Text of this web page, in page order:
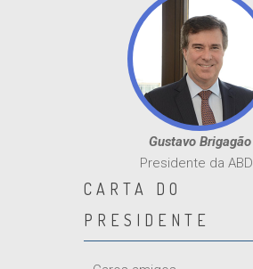
Gustavo Brigagão
Presidente da ABDF
CARTA DO